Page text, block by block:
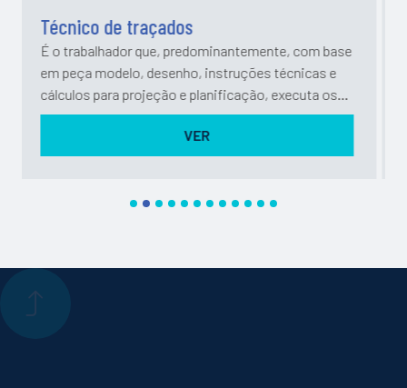
com base
técnicas e
executa os
efetuar,
Técnico de Construções
É o trabalhador que, predominantemente,
torno mecânico, executa trabalhos de
de peças, trabalhando por desenho ou
prepara, se necessário, as ferramentas
4 5 6 7 8 9 101112